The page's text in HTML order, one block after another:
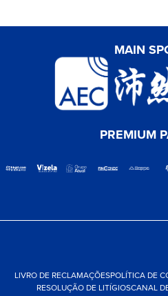
MAIN
PREMIUM
LIVRO DE RECLAMAÇÕESPOLÍTICA DE
RESOLUÇÃO DE LITÍGIOSCANAL